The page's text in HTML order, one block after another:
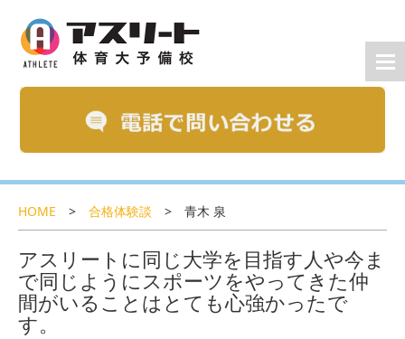
HOME > 合格体験談 > 青木 泉
アスリートに同じ大学を目指す人や今ま
で同じようにスポーツをやってきた仲
間がいることはとても心強かったで
す。